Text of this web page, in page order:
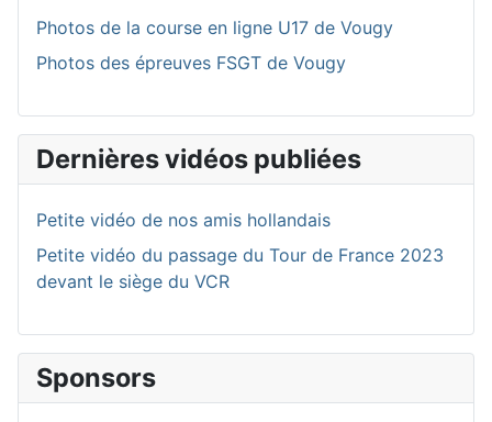
Photos de la course en ligne U17 de Vougy
Photos des épreuves FSGT de Vougy
Dernières vidéos publiées
Petite vidéo de nos amis hollandais
Petite vidéo du passage du Tour de France 2023
devant le siège du VCR
Sponsors